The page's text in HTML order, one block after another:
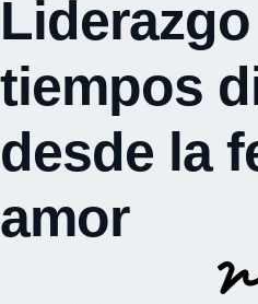
tiempos
desde la
amor